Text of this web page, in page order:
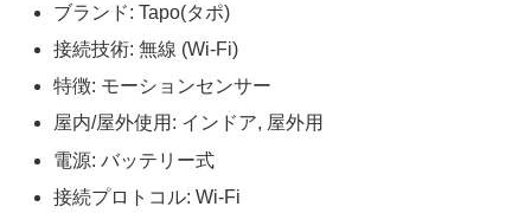
ブランド: Tapo(タポ)
接続技術: 無線 (Wi-Fi)
特徴: モーションセンサー
屋内/屋外使用: インドア, 屋外用
電源: バッテリー式
接続プロトコル: Wi-Fi